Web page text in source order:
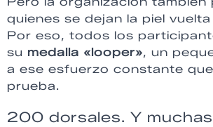
quienes se dejan la piel
Por eso, todos los
su medalla «looper», un
a ese esfuerzo constante
prueba.
200 dorsales. Y